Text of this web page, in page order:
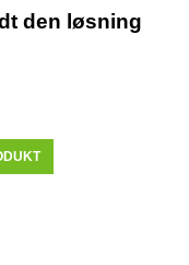
den løsning